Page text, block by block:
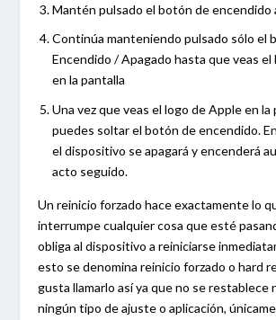
Mantén pulsado el botón de encendido
Continúa manteniendo pulsado sólo el
Encendido / Apagado hasta que veas
en la pantalla
Una vez que veas el logo de Apple en la
puedes soltar el botón de encendido.
el dispositivo se apagará y encenderá
acto seguido.
Un reinicio forzado hace exactamente lo
interrumpe cualquier cosa que esté
obliga al dispositivo a reiniciarse
esto se denomina reinicio forzado o hard
gusta llamarlo así ya que no se restablece
ningún tipo de ajuste o aplicación,